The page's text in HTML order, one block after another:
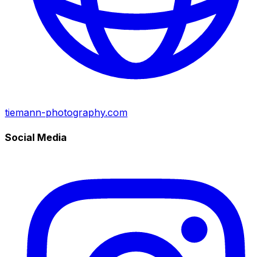
tiemann-photography.com
Social Media